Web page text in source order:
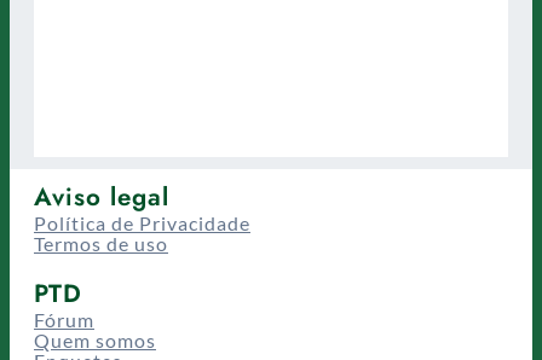
Aviso legal
Política de Privacidade
Termos de uso
PTD
Fórum
Quem somos